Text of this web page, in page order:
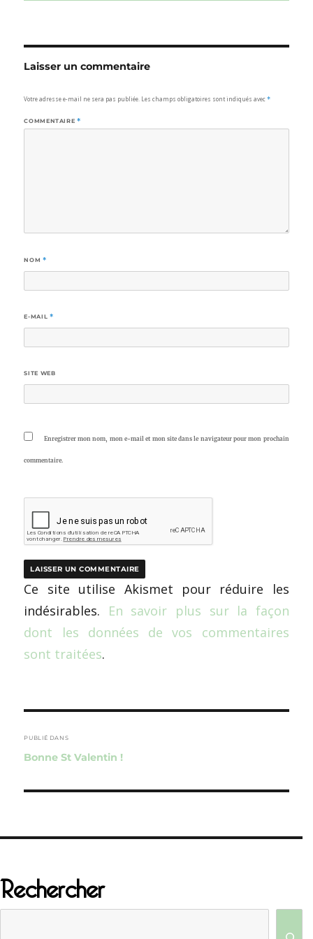
Laisser un commentaire
Votre adresse e-mail ne sera pas publiée. Les champs obligatoires sont indiqués avec*
COMMENTAIRE *
NOM *
E-MAIL *
SITE WEB
Enregistrer mon nom, mon e-mail et mon site dans le navigateur pour mon prochain
commentaire.
Ce site utilise Akismet pour réduire les
indésirables. En savoir plus sur la façon
dont les données de vos commentaires
sont traitées.
de
l’article
PUBLIÉ DANS
Bonne St Valentin !
Rechercher